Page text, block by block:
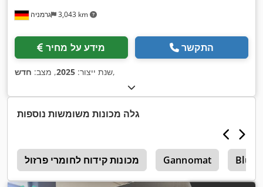
גרמניה 3,043 km
מידע על מחיר התקשר
שנת ייצור: 2025, מצב: חדש ,
גלה מכונות משומשות נוספות
מכונות קידוח לחומרי פרזול Gannomat Blum